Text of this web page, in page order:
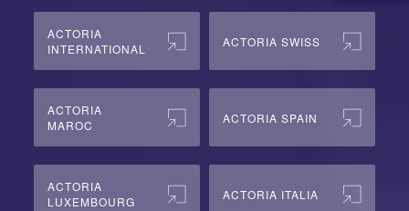
ACTORIA
INTERNATIONAL
ACTORIA SWISS
ACTORIA
MAROC
ACTORIA SPAIN
ACTORIA
LUXEMBOURG
ACTORIA ITALIA